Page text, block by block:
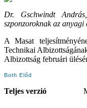
Dr. Gschwindt
szponzoroknak az anyagi
A Masat
Technikai
Albizottság februári
Both Előd
Teljes verzió